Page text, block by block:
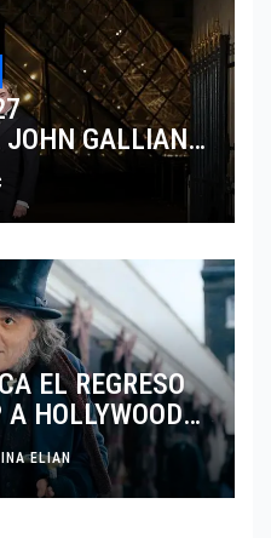
GALLIANO
DEL REY
EL REGRESO
HOLLYWOOD
EL CINE
ELIAN